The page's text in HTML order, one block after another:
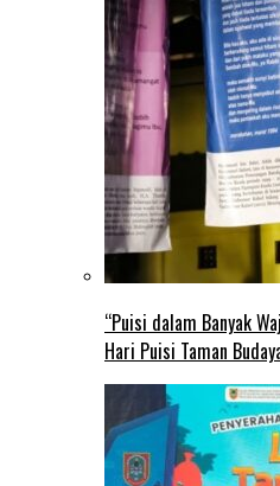
“Puisi dalam Banyak
Hari Puisi Taman